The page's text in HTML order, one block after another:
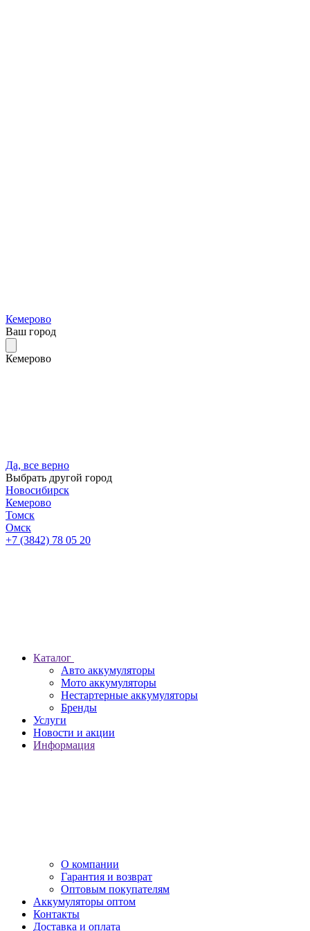
Кемерово
Ваш город
Кемерово
Да, все верно
Выбрать другой город
Новосибирск
Кемерово
Томск
Омск
+7 (3842) 78 05 20
Каталог
Авто аккумуляторы
Мото аккумуляторы
Нестартерные аккумуляторы
Бренды
Услуги
Новости и акции
Информация
О компании
Гарантия и возврат
Оптовым покупателям
Аккумуляторы оптом
Контакты
Доставка и оплата